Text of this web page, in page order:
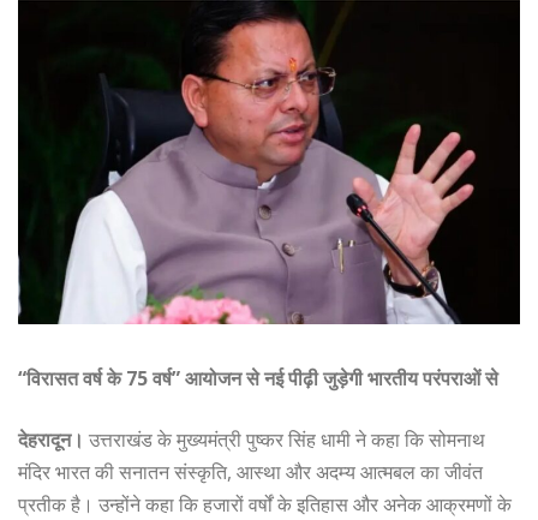
“विरासत वर्ष के 75 वर्ष” आयोजन से नई पीढ़ी जुड़ेगी भारतीय परंपराओं से
देहरादून। उत्तराखंड के मुख्यमंत्री पुष्कर सिंह धामी ने कहा कि सोमनाथ
मंदिर भारत की सनातन संस्कृति, आस्था और अदम्य आत्मबल का जीवंत
प्रतीक है। उन्होंने कहा कि हजारों वर्षों के इतिहास और अनेक आक्रमणों के